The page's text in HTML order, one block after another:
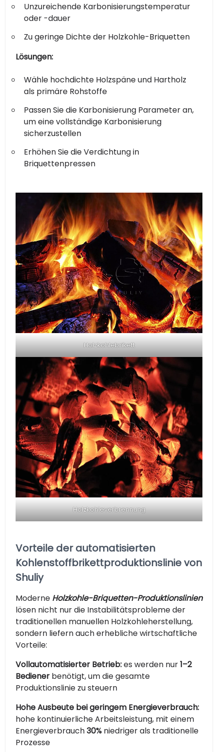
Unzureichende Karbonisierungstemperatur
oder -dauer
Zu geringe Dichte der Holzkohle-Briquetten
Lösungen:
Wähle hochdichte Holzspäne und Hartholz
als primäre Rohstoffe
Passen Sie die Karbonisierung Parameter an,
um eine vollständige Karbonisierung
sicherzustellen
Erhöhen Sie die Verdichtung in
Briquettenpressen
Holzkohlebrikett
Holzkohleverbrennung
Vorteile der automatisierten
Kohlenstoffbrikettproduktionslinie von
Shuliy
Moderne Holzkohle-Briquetten-Produktionslinien
lösen nicht nur die Instabilitätsprobleme der
traditionellen manuellen Holzkohleherstellung,
sondern liefern auch erhebliche wirtschaftliche
Vorteile:
Vollautomatisierter Betrieb:es werden nur1–2
Bediener benötigt, um die gesamte
Produktionslinie zu steuern
Hohe Ausbeute bei geringem Energieverbrauch:
hohe kontinuierliche Arbeitsleistung, mit einem
Energieverbrauch30% niedriger als traditionelle
Prozesse